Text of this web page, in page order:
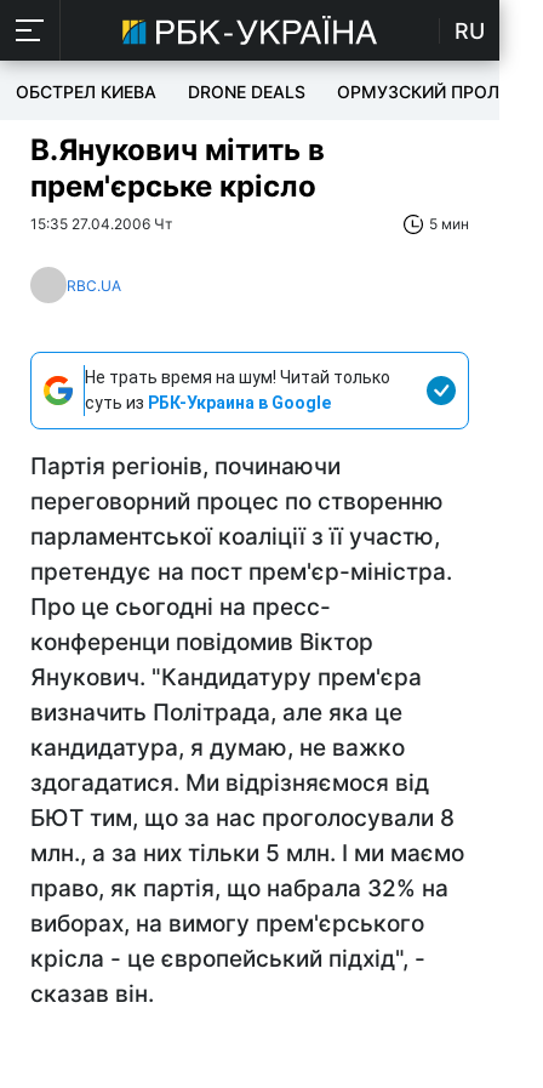
RU
ОБСТРЕЛ КИЕВА DRONE DEALS ОРМУЗСКИЙ ПРОЛИВ
В.Янукович мітить в
прем'єрське крісло
15:35 27.04.2006 Чт 5 мин
RBC.UA
Не трать время на шум! Читай только
суть из РБК-Украина в Google
Партія регіонів, починаючи
переговорний процес по створенню
парламентської коаліції з її участю,
претендує на пост прем'єр-міністра.
Про це сьогодні на пресс-
конференци повідомив Віктор
Янукович. "Кандидатуру прем'єра
визначить Політрада, але яка це
кандидатура, я думаю, не важко
здогадатися. Ми відрізняємося від
БЮТ тим, що за нас проголосували 8
млн., а за них тільки 5 млн. І ми маємо
право, як партія, що набрала 32% на
виборах, на вимогу прем'єрського
крісла - це європейський підхід", -
сказав він.